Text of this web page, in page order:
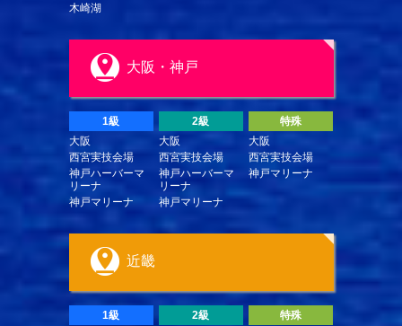
木崎湖
大阪・神戸
1級
大阪
西宮実技会場
神戸ハーバーマ
リーナ
神戸マリーナ
2級
大阪
西宮実技会場
神戸ハーバーマ
リーナ
神戸マリーナ
特殊
大阪
西宮実技会場
神戸マリーナ
近畿
1級
2級
特殊